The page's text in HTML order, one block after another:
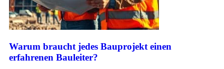
Warum braucht jedes Bauprojekt einen
erfahrenen Bauleiter?